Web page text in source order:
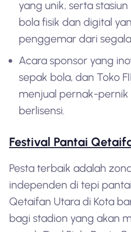
yang unik, serta
bola fisik dan digital
penggemar dari segala
Acara sponsor yang
sepak bola, dan Toko
menjual pernak-pernik
berlisensi.
Festival Pantai
Pesta terbaik adalah
independen di tepi
Qetaifan Utara di Kota
bagi stadion yang akan